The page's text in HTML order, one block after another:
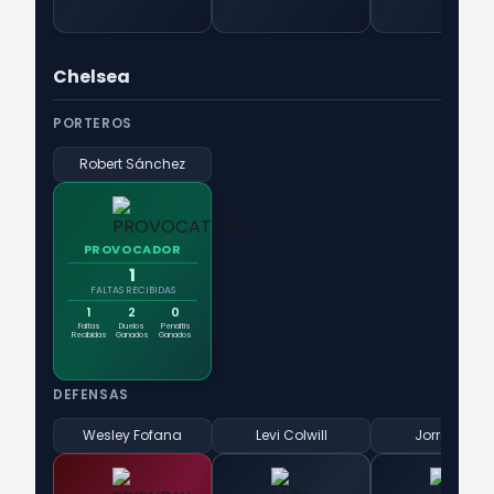
Chelsea
PORTEROS
Robert Sánchez
PROVOCADOR
1
FALTAS RECIBIDAS
1
Faltas
Recibidas
2
Duelos
Ganados
0
Penaltis
Ganados
DEFENSAS
Wesley Fofana Levi Colwill Jorrel Hato